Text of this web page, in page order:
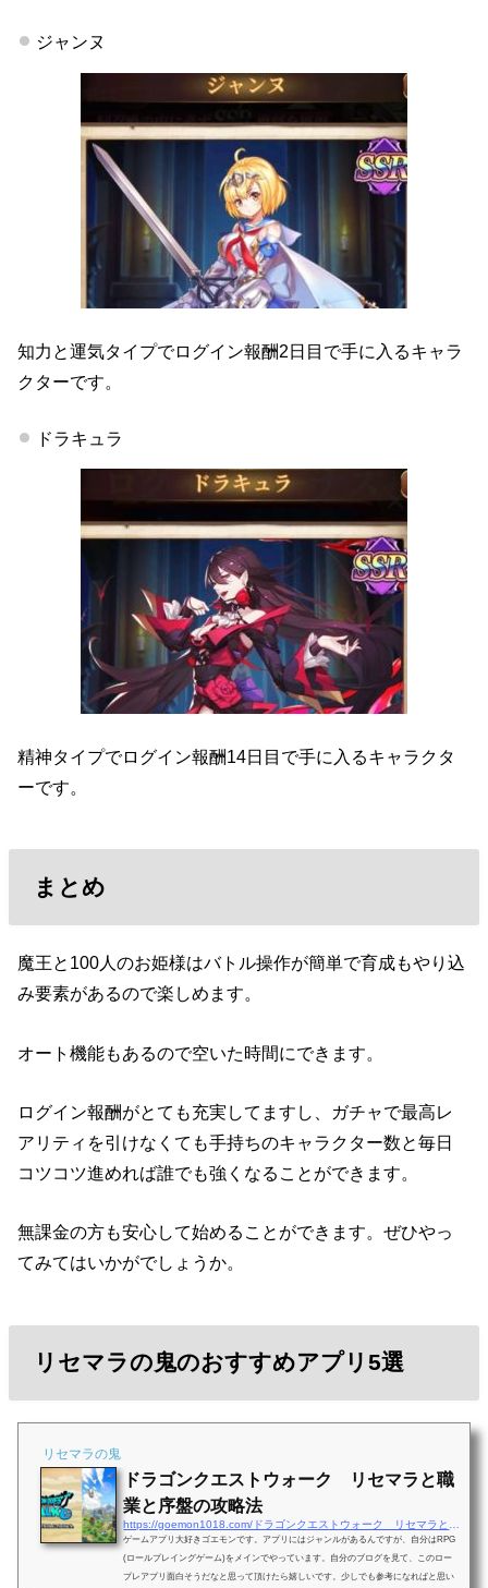
ジャンヌ
知力と運気タイプでログイン報酬2日目で手に入るキャラ
クターです。
ドラキュラ
精神タイプでログイン報酬14日目で手に入るキャラクタ
ーです。
まとめ
魔王と100人のお姫様はバトル操作が簡単で育成もやり込
み要素があるので楽しめます。
オート機能もあるので空いた時間にできます。
ログイン報酬がとても充実してますし、ガチャで最高レ
アリティを引けなくても手持ちのキャラクター数と毎日
コツコツ進めれば誰でも強くなることができます。
無課金の方も安心して始めることができます。ぜひやっ
てみてはいかがでしょうか。
リセマラの鬼のおすすめアプリ5選
リセマラの鬼
ドラゴンクエストウォーク リセマラと職
業と序盤の攻略法
https://goemon1018.com/ドラゴンクエストウォーク リセマラと職業と序
ゲームアプリ大好きゴエモンです。アプリにはジャンルがあるんですが、自分はRPG
(ロールプレイングゲーム)をメインでやっています。自分のブログを見て、このロー
プレアプリ面白そうだなと思って頂けたら嬉しいです。少しでも参考になればと思い